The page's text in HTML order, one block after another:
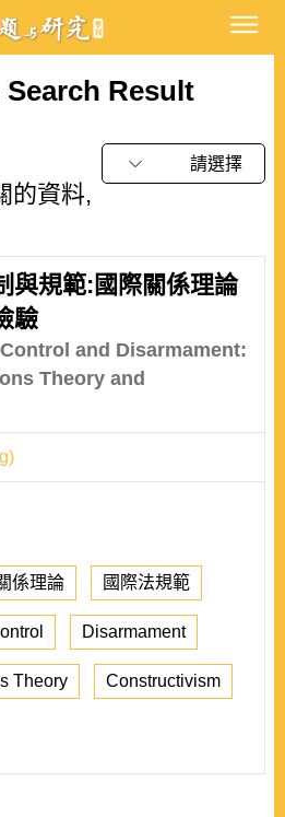
Search Result
的資料,
請選擇
與規範:國際關係理論
驗
and Disarmament:
Theory and
係理論 國際法規範
Disarmament
Theory Constructivism